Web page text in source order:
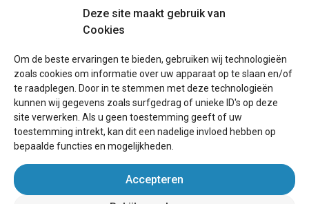
Deze site maakt gebruik van
Cookies
Om de beste ervaringen te bieden, gebruiken wij technologieën
zoals cookies om informatie over uw apparaat op te slaan en/of
te raadplegen. Door in te stemmen met deze technologieën
kunnen wij gegevens zoals surfgedrag of unieke ID's op deze
site verwerken. Als u geen toestemming geeft of uw
toestemming intrekt, kan dit een nadelige invloed hebben op
bepaalde functies en mogelijkheden.
Accepteren
Sitemap
Blog
Voor eigenaren